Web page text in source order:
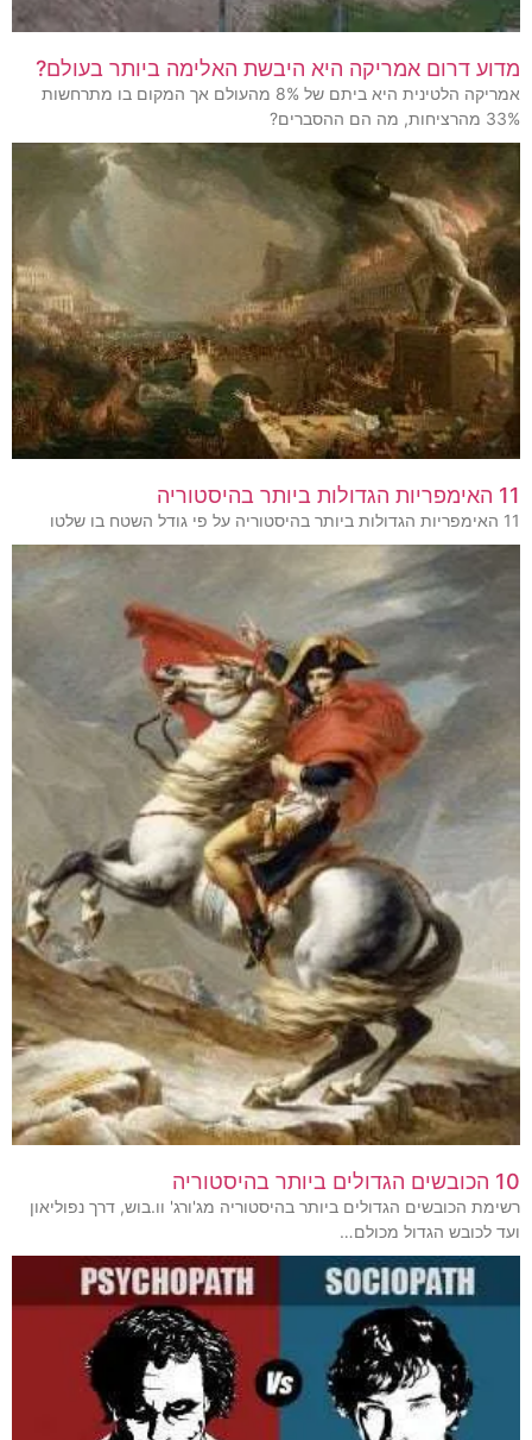
מדוע דרום אמריקה היא היבשת האלימה ביותר בעולם?
אמריקה הלטינית היא ביתם של 8% מהעולם אך המקום בו מתרחשות
33% מהרציחות, מה הם ההסברים?
11 האימפריות הגדולות ביותר בהיסטוריה
11 האימפריות הגדולות ביותר בהיסטוריה על פי גודל השטח בו שלטו
10 הכובשים הגדולים ביותר בהיסטוריה
רשימת הכובשים הגדולים ביותר בהיסטוריה מג'ורג' וו.בוש, דרך נפוליאון
ועד לכובש הגדול מכולם…